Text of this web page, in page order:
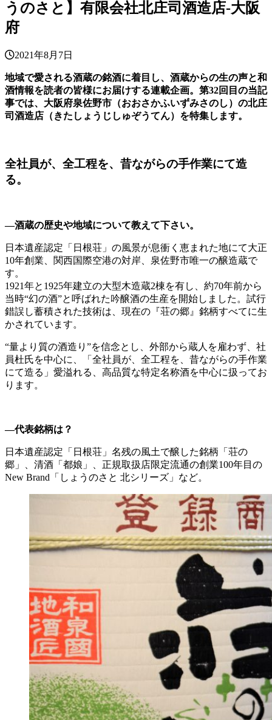
うのさと】有限会社北庄司酒造店-大阪
府
2021年8月7日
地域で愛される酒蔵の銘酒に着目し、酒蔵からの生の声と和
酒情報を読者の皆様にお届けする連載企画。第32回目の当記
事では、大阪府泉佐野市（おおさかふいずみさのし）の北庄
司酒造店（きたしょうじしゅぞうてん）を特集します。
全社員が、全工程を、昔ながらの手作業にて造
る。
―酒蔵の歴史や地域について教えて下さい。
日本遺産認定「日根荘」の風景が息衝く恵まれた地にて大正
10年創業、関西国際空港の対岸、泉佐野市唯一の醸造蔵で
す。
1921年と1925年建立の大型木造蔵2棟を有し、約70年前から
当時“幻の酒”と呼ばれた吟醸酒の生産を開始しました。試行
錯誤し蓄積された技術は、現在の『荘の郷』銘柄すべてに生
かされています。
“量より質の酒造り”を信念とし、外部から蔵人を雇わず、社
員杜氏を中心に、「全社員が、全工程を、昔ながらの手作業
にて造る」愛溢れる、高品質な特定名称酒を中心に扱ってお
ります。
―代表銘柄は？
日本遺産認定「日根荘」名残の風土で醸した銘柄「荘の
郷」、清酒「都娘」、正規取扱店限定流通の創業100年目の
New Brand「しょうのさと 北シリーズ」など。